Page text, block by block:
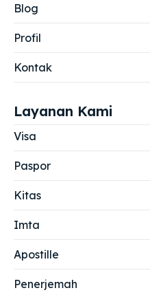
Blog
Profil
Kontak
Layanan Kami
Visa
Paspor
Kitas
Imta
Apostille
Penerjemah